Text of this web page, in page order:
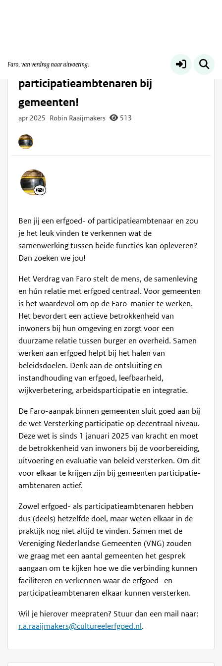
Gezocht: erfgoed- en
participatieambtenaren bij
gemeenten!
apr 2025 Robin Raaijmakers 513
Ben jij een erfgoed- of participatieambtenaar en zou
je het leuk vinden te verkennen wat de
samenwerking tussen beide functies kan opleveren?
Dan zoeken we jou!
Het Verdrag van Faro stelt de mens, de samenleving
en hún relatie met erfgoed centraal. Voor gemeenten
is het waardevol om op de Faro-manier te werken.
Het bevordert een actieve betrokkenheid van
inwoners bij hun omgeving en zorgt voor een
duurzame relatie tussen burger en overheid. Samen
werken aan erfgoed helpt bij het halen van
beleidsdoelen. Denk aan de ontsluiting en
instandhouding van erfgoed, leefbaarheid,
wijkverbetering, arbeidsparticipatie en integratie.
De Faro-aanpak binnen gemeenten sluit goed aan bij
de wet Versterking participatie op decentraal niveau.
Deze wet is sinds 1 januari 2025 van kracht en moet
de betrokkenheid van inwoners bij de voorbereiding,
uitvoering en evaluatie van beleid versterken. Om dit
voor elkaar te krijgen zijn bij gemeenten participatie-
ambtenaren actief.
Zowel erfgoed- als participatieambtenaren hebben
dus (deels) hetzelfde doel, maar weten elkaar in de
praktijk nog niet altijd te vinden. Samen met de
Vereniging Nederlandse Gemeenten (VNG) zouden
we graag met een aantal gemeenten het gesprek
aangaan om te kijken hoe we die verbinding kunnen
faciliteren en verkennen waar de erfgoed- en
participatieambtenaren elkaar kunnen versterken.
Wil je hierover meepraten? Stuur dan een mail naar:
r.a.raaijmakers@cultureelerfgoed.nl.